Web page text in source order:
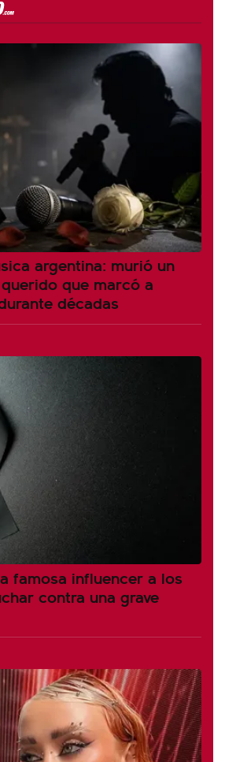
argentina: murió un
que marcó a
décadas
famosa influencer a los
contra una grave